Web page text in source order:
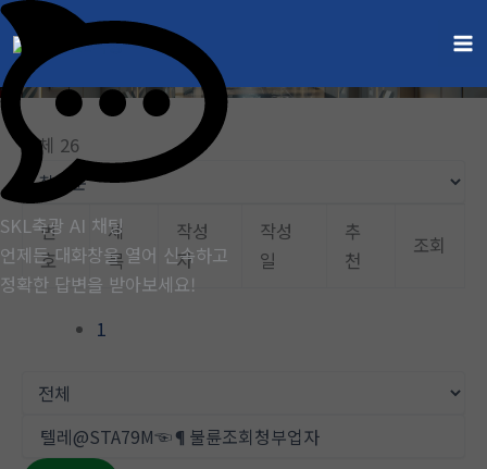
SKL축광 AI 채팅
언제든 대화창을 열어 신속하고
정확한 답변을 받아보세요!
콘
텐
츠
로
건
뛰
기
게시판
홈
전체 26
번
호
제
목
작성
자
작성
일
추
천
조회
1